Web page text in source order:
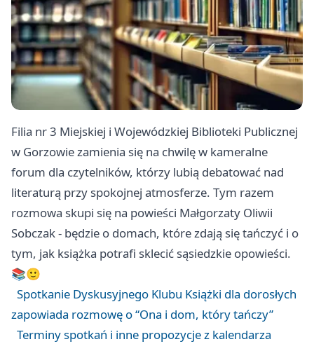
Filia nr 3 Miejskiej i Wojewódzkiej Biblioteki Publicznej
w Gorzowie zamienia się na chwilę w kameralne
forum dla czytelników, którzy lubią debatować nad
literaturą przy spokojnej atmosferze. Tym razem
rozmowa skupi się na powieści Małgorzaty Oliwii
Sobczak - będzie o domach, które zdają się tańczyć i o
tym, jak książka potrafi sklecić sąsiedzkie opowieści.
📚🙂
Spotkanie Dyskusyjnego Klubu Książki dla dorosłych
zapowiada rozmowę o “Ona i dom, który tańczy”
Terminy spotkań i inne propozycje z kalendarza